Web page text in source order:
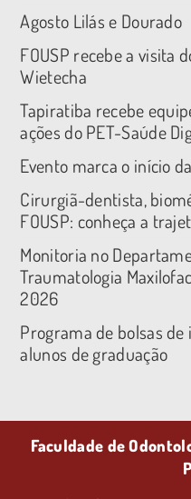
Agosto Lilás e Dourado
FOUSP recebe a visita
Wietecha
Tapiratiba recebe
ações do PET-Saúde
Evento marca o início
Cirurgiã-dentista,
FOUSP: conheça a
Monitoria no
Traumatologia
2026
Programa de bolsas
alunos de graduação
Faculdade de